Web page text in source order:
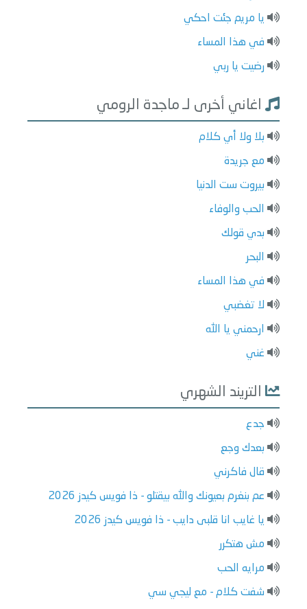
يا مريم جئت احكي
في هذا المساء
رضيت يا ربي
اغاني أخرى لـ ماجدة الرومي
بلا ولا أي كلام
مع جريدة
بيروت ست الدنيا
الحب والوفاء
بدي قولك
البحر
في هذا المساء
لا تغضبي
ارحمني يا الله
غني
التريند الشهري
جدع
بعدك وجع
قال فاكرني
عم بنغرم بعيونك والله بيقتلو - ذا فويس كيدز 2026
يا غايب انا قلبى دايب - ذا فويس كيدز 2026
مش هتكرر
مرايه الحب
شفت كلام - مع ليجي سي